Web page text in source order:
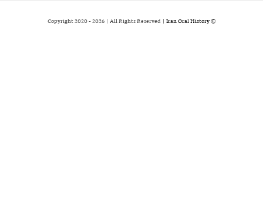
© Copyright 2020 -
2026 | All Rights Reserved | Iran Oral History